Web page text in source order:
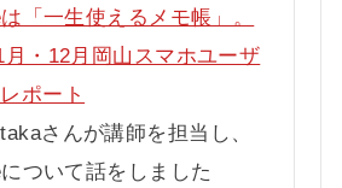
「一生使えるメモ帳」。
月・12月岡山スマホユーザ
ポート
さんが講師を担当し、
ついて話をしました